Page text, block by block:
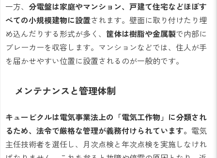
一方、 分電盤は家庭やマンション、戸建て住宅などほぼす
べての小規模建物に設置されます。壁面に取り付けたり埋
め込んだりする形式が多く、 筐体は樹脂や金属製で内部に
ブレーカーを収容します。マンションなどでは、住人が手
を届かせやすい位置に設置されるのが一般的です。
メンテナンスと管理体制
キュービクルは電気事業法上の「電気工作物」に分類され
るため、法令で厳格な管理が義務付けられています。 電気
主任技術者を選任し、月次点検と年次点検を実施しなけれ